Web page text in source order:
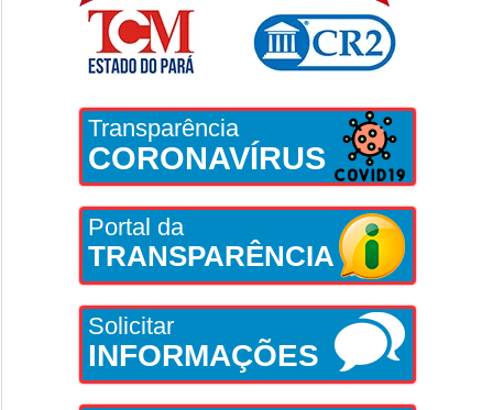
Transparência
CORONAVÍRUS
Portal da
TRANSPARÊNCIA
Solicitar
INFORMAÇÕES